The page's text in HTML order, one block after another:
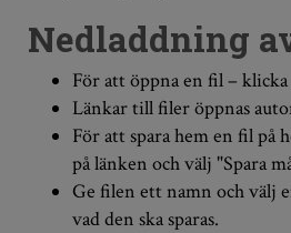
Nedladdning
För att öppna en fil – klicka
Länkar till filer öppnas
För att spara hem en fil på
på länken och välj "Spara
Ge filen ett namn och välj
vad den ska sparas.